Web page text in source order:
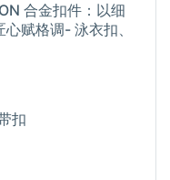
合金扣件：以细
赋格调- 泳衣扣、
扣